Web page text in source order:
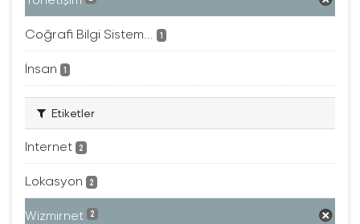
Coğrafi Bilgi Sistem... 1
İnsan 1
Etiketler
Internet 2
Lokasyon 2
Wizmirnet 2